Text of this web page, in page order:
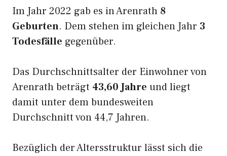
Im Jahr 2022 gab es in Arenrath 8
Geburten. Dem stehen im gleichen Jahr 3
Todesfälle gegenüber.
Das Durchschnittsalter der Einwohner von
Arenrath beträgt 43,60 Jahre und liegt
damit unter dem bundesweiten
Durchschnitt von 44,7 Jahren.
Bezüglich der Altersstruktur lässt sich die